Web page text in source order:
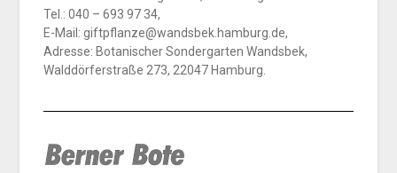
Tel.: 040 – 693 97 34,
E-Mail: giftpflanze@wandsbek.hamburg.de,
Adresse: Botanischer Sondergarten Wandsbek,
Walddörferstraße 273, 22047 Hamburg.